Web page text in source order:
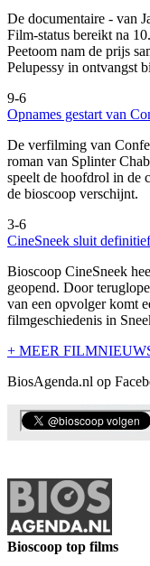
De documentaire - van
Film-status bereikt na
Peetoom nam de prijs
Pelupessy in ontvangst
9-6
Opnames gestart van
De verfilming van
roman van Splinter
speelt de hoofdrol in de
de bioscoop verschijnt.
3-6
CineSneek sluit
Bioscoop CineSneek
geopend. Door
van een opvolger komt
filmgeschiedenis in
+ MEER
BiosAgenda.nl op
Bioscoop top films